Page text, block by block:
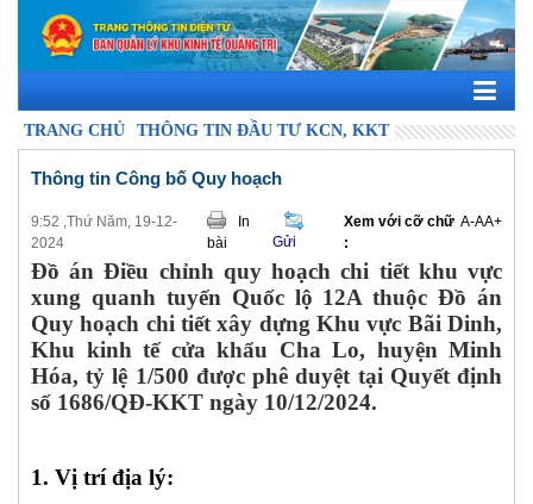
TRANG CHỦ THÔNG TIN ĐẦU TƯ KCN, KKT
Thông tin Công bố Quy hoạch
9:52 ,Thứ Năm, 19-12-
2024
In
bài
Gửi
Xem với cỡ chữ
:
A-AA+
Đồ án Điều chỉnh quy hoạch chi tiết khu vực
xung quanh tuyến Quốc lộ 12A thuộc Đồ án
Quy hoạch chi tiết xây dựng Khu vực Bãi Dinh,
Khu kinh tế cửa khẩu Cha Lo, huyện Minh
Hóa, tỷ lệ 1/500 được phê duyệt tại Quyết định
số 1686/QĐ-KKT ngày 10/12/2024.
1. Vị trí địa lý: